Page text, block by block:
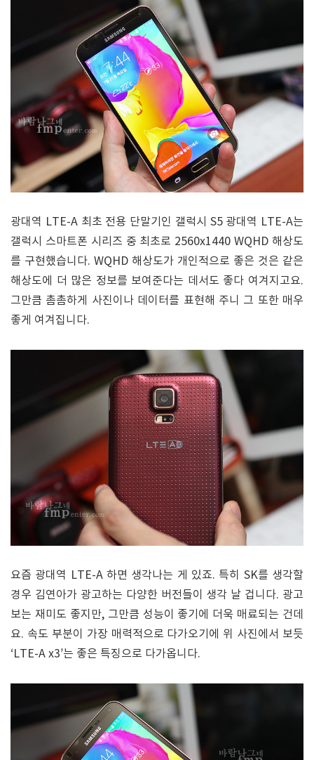
광대역 LTE-A 최초 전용 단말기인 갤럭시 S5 광대역 LTE-A는
갤럭시 스마트폰 시리즈 중 최초로 2560x1440 WQHD 해상도
를 구현했습니다. WQHD 해상도가 개인적으로 좋은 것은 같은
해상도에 더 많은 정보를 보여준다는 데서도 좋다 여겨지고요.
그만큼 촘촘하게 사진이나 데이터를 표현해 주니 그 또한 매우
좋게 여겨집니다.
요즘 광대역 LTE-A 하면 생각나는 게 있죠. 특히 SK를 생각할
경우 김연아가 광고하는 다양한 버전들이 생각 날 겁니다. 광고
보는 재미도 좋지만, 그만큼 성능이 좋기에 더욱 매료되는 건데
요. 속도 부분이 가장 매력적으로 다가오기에 위 사진에서 보듯
‘LTE-A x3’는 좋은 특징으로 다가옵니다.